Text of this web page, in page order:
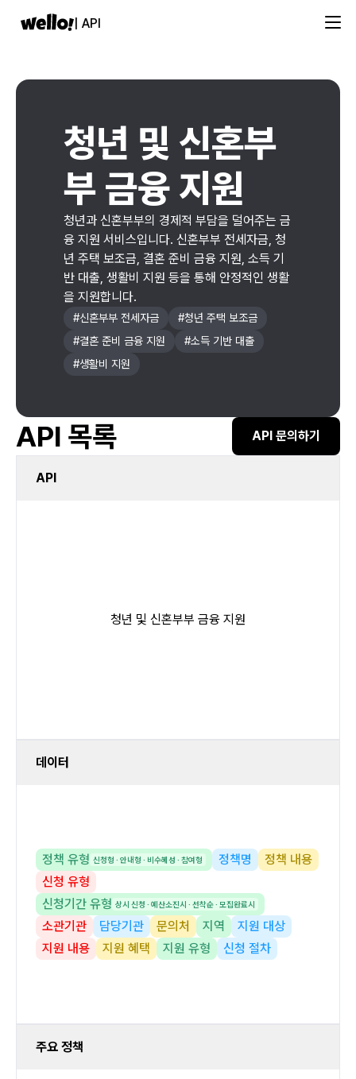
| API
청년 및 신혼부
부 금융 지원
청년과 신혼부부의 경제적 부담을 덜어주는 금
융 지원 서비스입니다. 신혼부부 전세자금, 청
년 주택 보조금, 결혼 준비 금융 지원, 소득 기
반 대출, 생활비 지원 등을 통해 안정적인 생활
을 지원합니다.
#신혼부부 전세자금 #청년 주택 보조금
#결혼 준비 금융 지원 #소득 기반 대출
#생활비 지원
API 목록 API 문의하기
API
청년 및 신혼부부 금융 지원
데이터
정책 유형 신청형 · 안내형 · 비수혜성 · 참여형 정책명
정책 내용
신청 유형
신청기간 유형 상시 신청 · 예산소진시 · 선착순 · 모집완료시
소관기관 담당기관 문의처 지역
지원 대상
지원 내용
지원 혜택 지원 유형 신청 절차
주요 정책